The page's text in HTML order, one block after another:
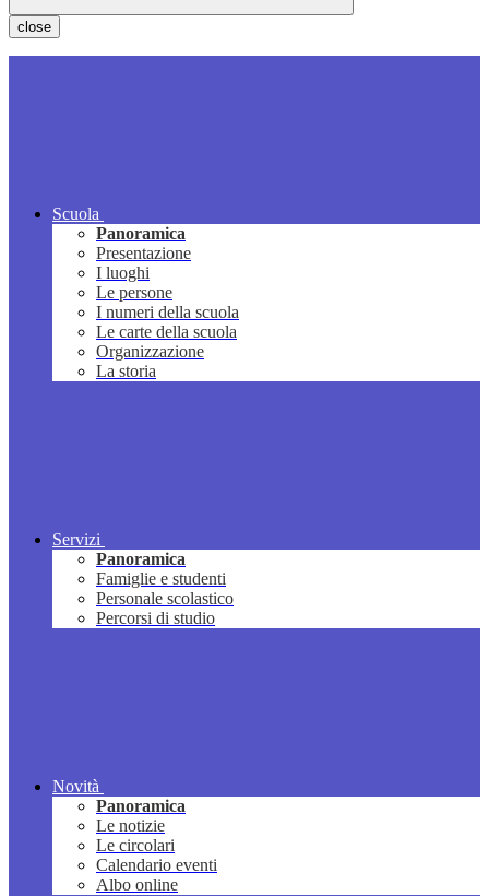
close
Scuola
Panoramica
Presentazione
I luoghi
Le persone
I numeri della scuola
Le carte della scuola
Organizzazione
La storia
Servizi
Panoramica
Famiglie e studenti
Personale scolastico
Percorsi di studio
Novità
Panoramica
Le notizie
Le circolari
Calendario eventi
Albo online